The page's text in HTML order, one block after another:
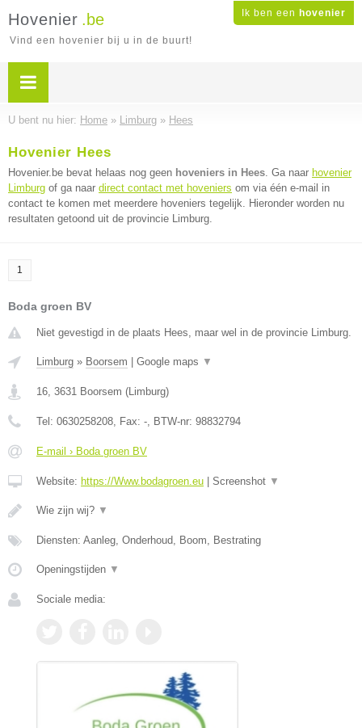
Ik ben een hovenier
Hovenier .be
Vind een hovenier bij u in de buurt!
U bent nu hier: Home » Limburg » Hees
Hovenier Hees
Hovenier.be bevat helaas nog geen hoveniers in Hees. Ga naar hovenier
Limburg of ga naar direct contact met hoveniers om via één e-mail in
contact te komen met meerdere hoveniers tegelijk. Hieronder worden nu
resultaten getoond uit de provincie Limburg.
1
Boda groen BV
Niet gevestigd in de plaats Hees, maar wel in de provincie Limburg.
Limburg » Boorsem Google maps ▼
16, 3631 Boorsem (Limburg)
Tel: 0630258208, Fax: -, BTW-nr: 98832794
E-mail › Boda groen BV
Website: https://Www.bodagroen.eu Screenshot ▼
Wie zijn wij? ▼
Diensten: Aanleg, Onderhoud, Boom, Bestrating
Openingstijden ▼
Sociale media: